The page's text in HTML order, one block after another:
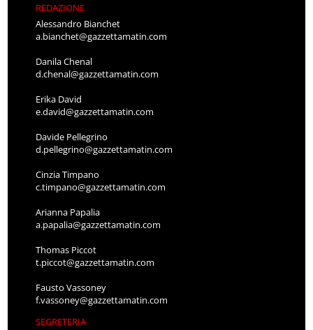
REDAZIONE
Alessandro Bianchet
a.bianchet@gazzettamatin.com
Danila Chenal
d.chenal@gazzettamatin.com
Erika David
e.david@gazzettamatin.com
Davide Pellegrino
d.pellegrino@gazzettamatin.com
Cinzia Timpano
c.timpano@gazzettamatin.com
Arianna Papalia
a.papalia@gazzettamatin.com
Thomas Piccot
t.piccot@gazzettamatin.com
Fausto Vassoney
f.vassoney@gazzettamatin.com
SEGRETERIA